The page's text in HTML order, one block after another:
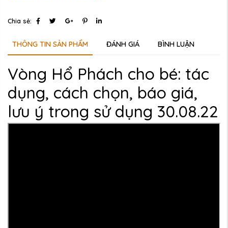
Chia sẻ:
THÔNG TIN SẢN PHẨM ĐÁNH GIÁ BÌNH LUẬN
Vòng Hổ Phách cho bé: tác
dụng, cách chọn, báo giá,
lưu ý trong sử dụng 30.08.22